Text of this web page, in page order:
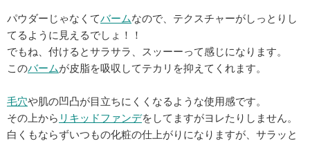
パウダーじゃなくてバームなので、テクスチャーがしっとりし
てるように見えるでしょ！！
でもね、付けるとサラサラ、スッーーって感じになります。
このバームが皮脂を吸収してテカリを抑えてくれます。
毛穴や肌の凹凸が目立ちにくくなるような使用感です。
その上から リキッドファンデをしてますがヨレたりしません。
白くもならずいつもの化粧の仕上がりになりますが、サラッと